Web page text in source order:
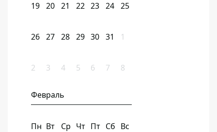
19 20 21 22 23 24 25
26 27 28 29 30 31 1
2 3 4 5 6 7 8
Февраль
Пн Вт Ср Чт Пт Сб Вс